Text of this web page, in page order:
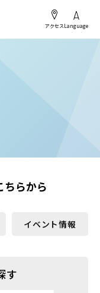
アクセスLanguage
ちらから
イベント情報
す